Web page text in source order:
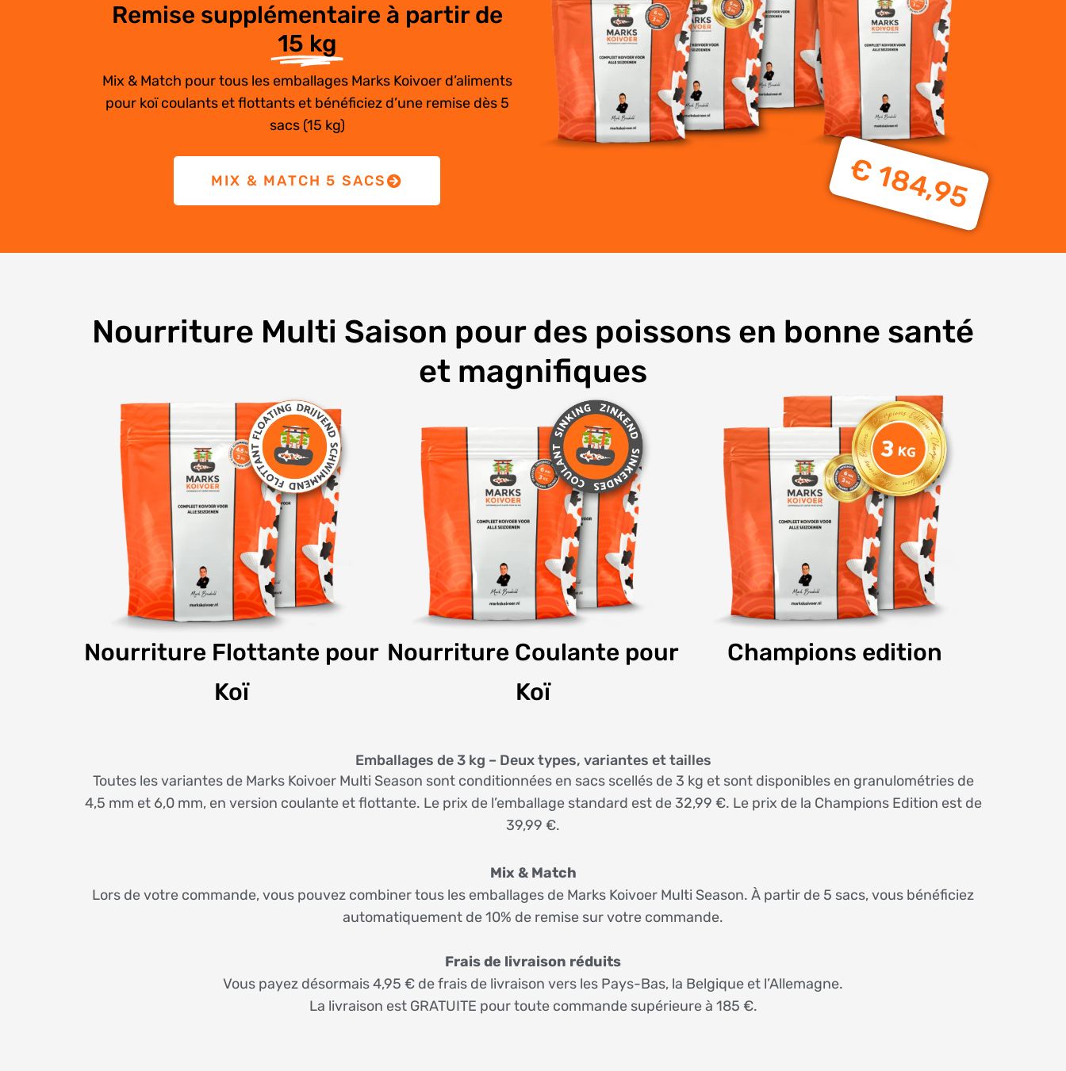
Remise supplémentaire à partir de
15 kg
Mix & Match pour tous les emballages Marks Koivoer d’aliments
pour koï coulants et flottants et bénéficiez d’une remise dès 5
sacs (15 kg)
MIX & MATCH 5 SACS € 184,95
Nourriture Multi Saison pour des poissons en bonne santé
et magnifiques
Nourriture Flottante pour
Koï
Nourriture Coulante pour
Koï
Champions edition
Emballages de 3 kg – Deux types, variantes et tailles
Toutes les variantes de Marks Koivoer Multi Season sont conditionnées en sacs scellés de 3 kg et sont disponibles en granulométries de
4,5 mm et 6,0 mm, en version coulante et flottante. Le prix de l’emballage standard est de 32,99 €. Le prix de la Champions Edition est de
39,99 €.
Mix & Match
Lors de votre commande, vous pouvez combiner tous les emballages de Marks Koivoer Multi Season. À partir de 5 sacs, vous bénéficiez
automatiquement de 10% de remise sur votre commande.
Frais de livraison réduits
Vous payez désormais 4,95 € de frais de livraison vers les Pays-Bas, la Belgique et l’Allemagne.
La livraison est GRATUITE pour toute commande supérieure à 185 €.